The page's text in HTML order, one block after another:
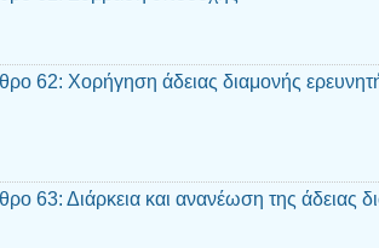
62: Χορήγηση άδειας διαμονής
63: Διάρκεια και ανανέωση της άδειας